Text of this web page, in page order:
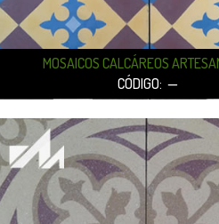
MOSAICOS CALCÁREOS
CÓDIGO: —